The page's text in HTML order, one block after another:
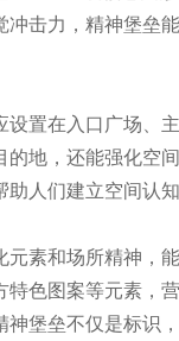
击力，精神堡垒
置在入口广场、
地，还能强化空
人们建立空间认知
素和场所精神，
色图案等元素，
堡垒不仅是标识